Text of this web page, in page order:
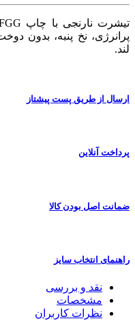
لند.
ارسال از طریق پست پیشتاز
پرداخت آنلاین
ضمانت اصل بودن کالا
راهنمای انتخاب سایز
نقد و بررسی
مشخصات
نظرات کاربران